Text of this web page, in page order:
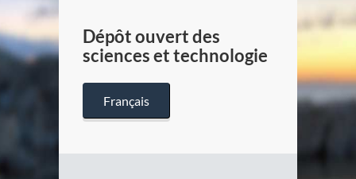
Dépôt ouvert des
sciences et technologie
Français